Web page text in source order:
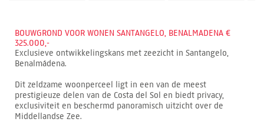
BOUWGROND VOOR WONEN SANTANGELO, BENALMADENA €
325.000,-
Exclusieve ontwikkelingskans met zeezicht in Santangelo,
Benalmádena.
Dit zeldzame woonperceel ligt in een van de meest
prestigieuze delen van de Costa del Sol en biedt privacy,
exclusiviteit en beschermd panoramisch uitzicht over de
Middellandse Zee.